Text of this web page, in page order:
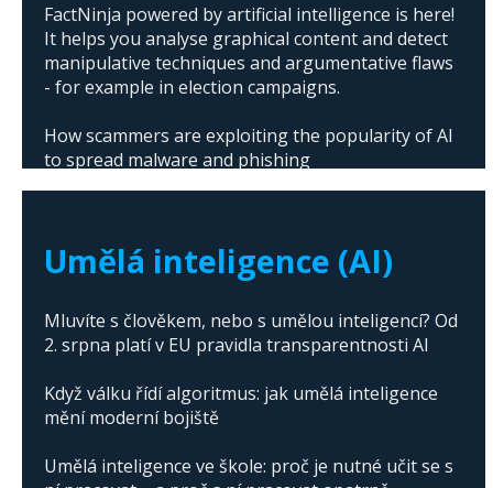
FactNinja powered by artificial intelligence is here!
It helps you analyse graphical content and detect
manipulative techniques and argumentative flaws
- for example in election campaigns.
How scammers are exploiting the popularity of AI
to spread malware and phishing
Umělá inteligence (AI)
Mluvíte s člověkem, nebo s umělou inteligencí? Od
2. srpna platí v EU pravidla transparentnosti AI
Když válku řídí algoritmus: jak umělá inteligence
mění moderní bojiště
Umělá inteligence ve škole: proč je nutné učit se s